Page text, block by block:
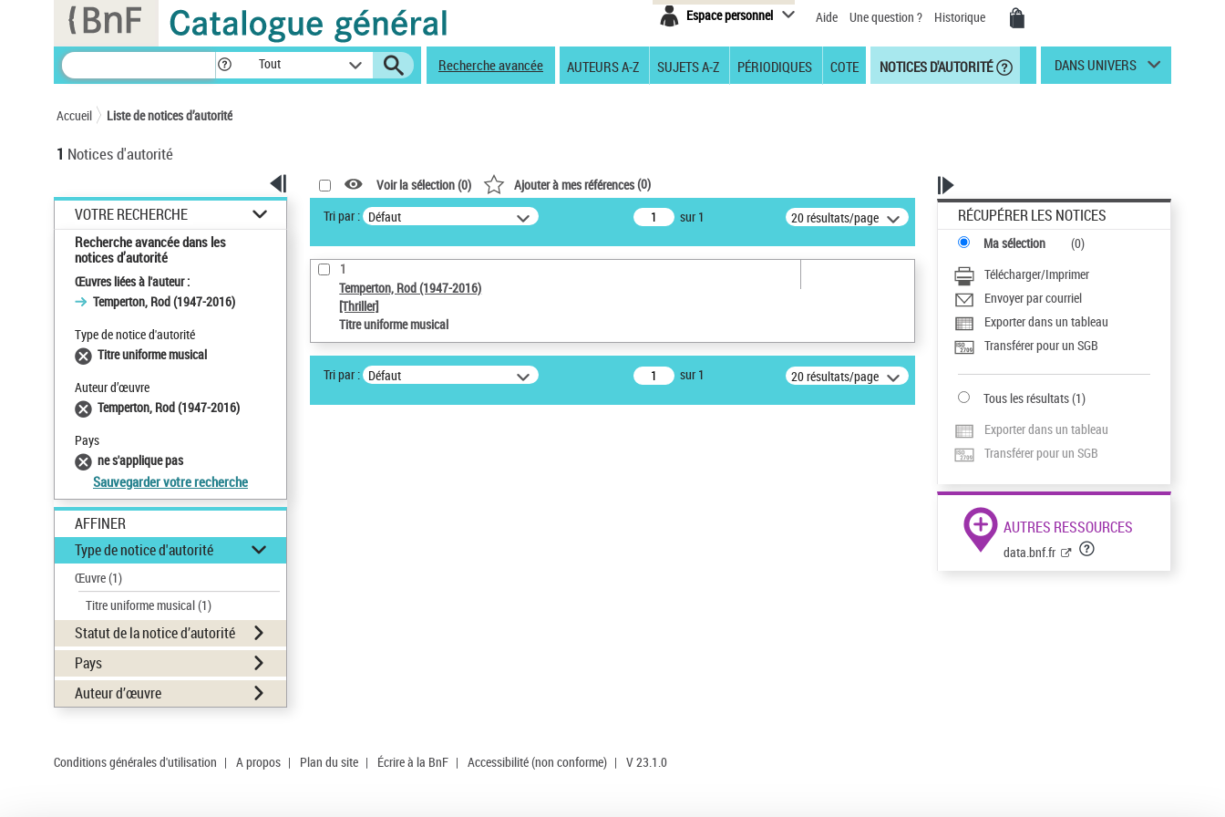
Espace personnel Aide Une question ? Historique
Tout Recherche avancée AUTEURS A-Z SUJETS A-Z PÉRIODIQUES COTE NOTICES D'AUTORITÉ DANS UNIVERS
Accueil Liste de notices d’autorité
1 Notices d'autorité
VOTRE RECHERCHE
Recherche avancée dans les
notices d’autorité
Œuvres liées à l'auteur :
Temperton, Rod (1947-2016)
Type de notice d'autorité
Titre uniforme musical
Auteur d’œuvre
Temperton, Rod (1947-2016)
Pays
ne s'applique pas
Sauvegarder votre recherche
AFFINER
Type de notice d'autorité
Œuvre(1)
Titre uniforme musical(1)
Statut de la notice d’autorité
Pays
Auteur d’œuvre
Voir la sélection (0) Ajouter à mes références(0)
Tri par : Défaut sur 1 20 résultats/page
1
Temperton, Rod (1947-2016)
[Thriller]
Titre uniforme musical
Tri par : Défaut sur 1 20 résultats/page
RÉCUPÉRER LES NOTICES
Ma sélection (0)
Télécharger/Imprimer
Envoyer par courriel
Exporter dans un tableau
Transférer pour un SGB
Tous les résultats(1)
Exporter dans un tableau
Transférer pour un SGB
AUTRES RESSOURCES
data.bnf.fr
Conditions générales d'utilisation | A propos | Plan du site | Écrire à la BnF | Accessibilité (non conforme) | V 23.1.0
Panneau de gestion des cookies